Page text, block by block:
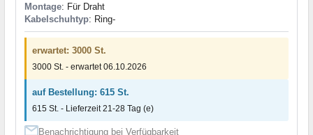
Montage: Für Draht
Kabelschuhtyp: Ring-
erwartet: 3000 St.
3000 St. - erwartet 06.10.2026
auf Bestellung: 615 St.
615 St. - Lieferzeit 21-28 Tag (e)
Benachrichtigung bei Verfügbarkeit